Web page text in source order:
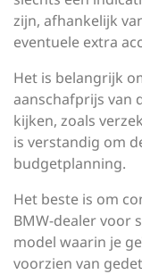
zijn, afhankelijk
eventuele extra
Het is belangrijk
aanschafprijs van
kijken, zoals
is verstandig om
budgetplanning.
Het beste is om
BMW-dealer voor
model waarin je
voorzien van